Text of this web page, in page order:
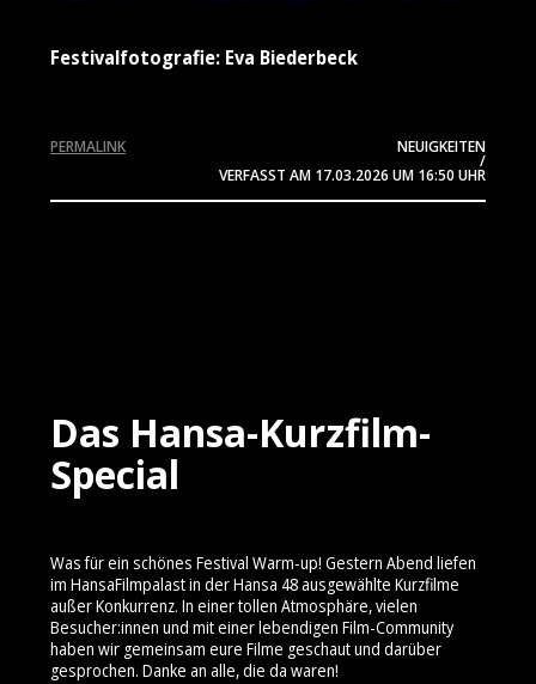
Festivalfotografie: Eva Biederbeck
NEUIGKEITEN
/
VERFASST AM 17.03.2026 UM 16:50 UHR
PERMALINK
Das Hansa-Kurzfilm-
Special
Was für ein schönes Festival Warm-up! Gestern Abend liefen
im HansaFilmpalast in der Hansa 48 ausgewählte Kurzfilme
außer Konkurrenz. In einer tollen Atmosphäre, vielen
Besucher:innen und mit einer lebendigen Film-Community
haben wir gemeinsam eure Filme geschaut und darüber
gesprochen. Danke an alle, die da waren!